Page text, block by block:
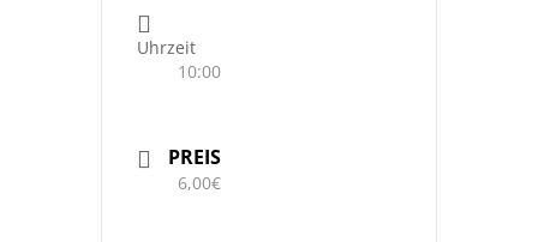
Uhrzeit
10:00
PREIS
6,00€